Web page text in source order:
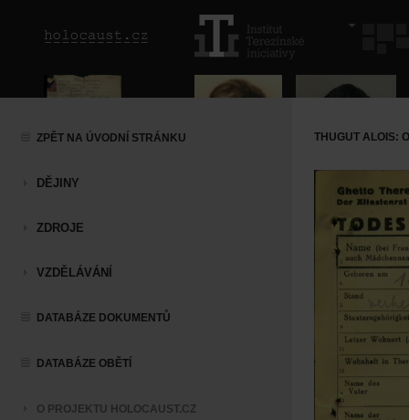
ZPĚT NA ÚVODNÍ STRÁNKU
DĚJINY
ZDROJE
VZDĚLÁVÁNÍ
DATABÁZE DOKUMENTŮ
DATABÁZE OBĚTÍ
O PROJEKTU HOLOCAUST.CZ
THUGUT ALOIS: